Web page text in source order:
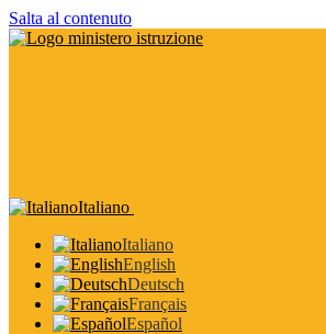
Salta al contenuto
Italiano
Italiano
English
Deutsch
Français
Español